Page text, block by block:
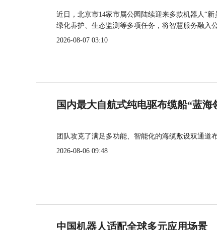
近日，北京市14家市属公园陆续迎来多款机器人“
绿化养护、生态监测等多项任务，将智慧服务融入公
2026-08-07 03:10
国内最大自航式纯电驱布缆船“蓝海
团队攻克了满足多功能、智能化的海缆敷设双通道
2026-08-06 09:48
中国机器人适配全球多元应用场景